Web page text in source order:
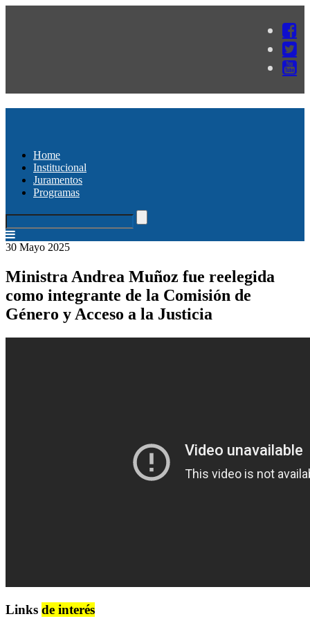
Home
Institucional
Juramentos
Programas
30 Mayo 2025
Ministra Andrea Muñoz fue reelegida
como integrante de la Comisión de
Género y Acceso a la Justicia
Links de interés